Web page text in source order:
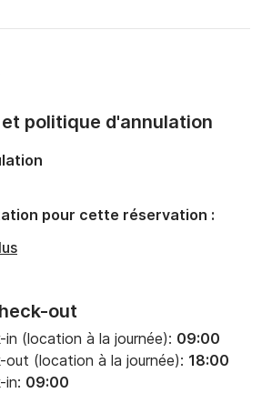
out
in (location à la journée): 09:00
out (location à la journée): 18:00
in: 09:00
politique d'annulation
pour cette réservation :